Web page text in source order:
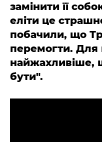
замінити її
еліти це
побачили, що
перемогти. Для
найжахливіше,
бути".